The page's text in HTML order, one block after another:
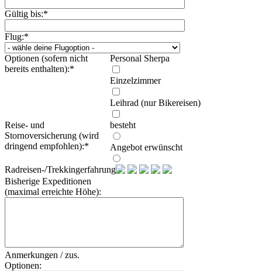
Gültig bis:*
Flug:*
Optionen (sofern nicht
bereits enthalten):*
Personal Sherpa
Einzelzimmer
Leihrad (nur Bikereisen)
Reise- und
Stornoversicherung (wird
dringend empfohlen):*
besteht
Angebot erwünscht
Radreisen-/Trekkingerfahrung:
Bisherige Expeditionen
(maximal erreichte Höhe):
Anmerkungen / zus.
Optionen: